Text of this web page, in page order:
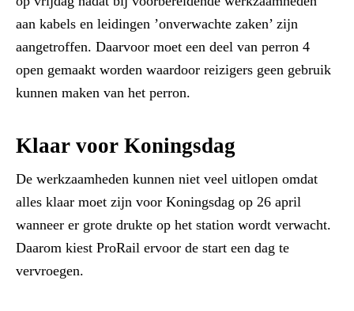
aan kabels en leidingen ’onverwachte zaken’ zijn
aangetroffen. Daarvoor moet een deel van perron 4
open gemaakt worden waardoor reizigers geen gebruik
kunnen maken van het perron.
Klaar voor Koningsdag
De werkzaamheden kunnen niet veel uitlopen omdat
alles klaar moet zijn voor Koningsdag op 26 april
wanneer er grote drukte op het station wordt verwacht.
Daarom kiest ProRail ervoor de start een dag te
vervroegen.